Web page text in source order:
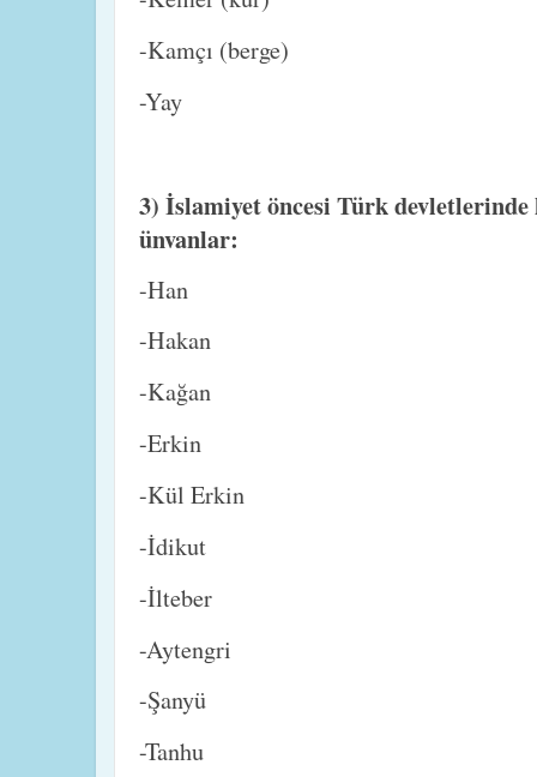
-Kamçı (berge)
-Yay
3) İslamiyet öncesi Türk
ünvanlar:
-Han
-Hakan
-Kağan
-Erkin
-Kül Erkin
-İdikut
-İlteber
-Aytengri
-Şanyü
-Tanhu